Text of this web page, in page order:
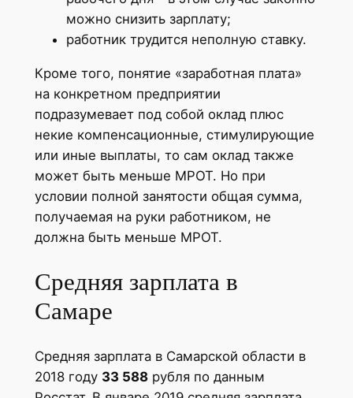
можно снизить зарплату;
работник трудится неполную ставку.
Кроме того, понятие «заработная плата»
на конкретном предприятии
подразумевает под собой оклад плюс
некие компенсационные, стимулирующие
или иные выплаты, то сам оклад также
может быть меньше МРОТ. Но при
условии полной занятости общая сумма,
получаемая на руки работником, не
должна быть меньше МРОТ.
Средняя зарплата в
Самаре
Средняя зарплата в Самарской области в
2018 году 33 588рубля по данным